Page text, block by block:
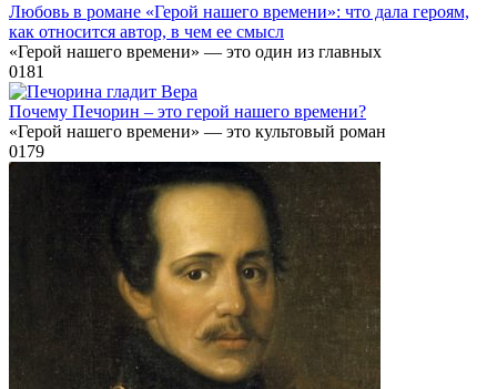
Любовь в романе «Герой нашего времени»: что дала героям,
как относится автор, в чем ее смысл
«Герой нашего времени» — это один из главных
0181
Почему Печорин – это герой нашего времени?
«Герой нашего времени» — это культовый роман
0179